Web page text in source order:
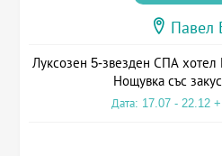
Павел
Луксозен 5-звезден СПА
Нощувка със
Дата: 17.07 - 22.12